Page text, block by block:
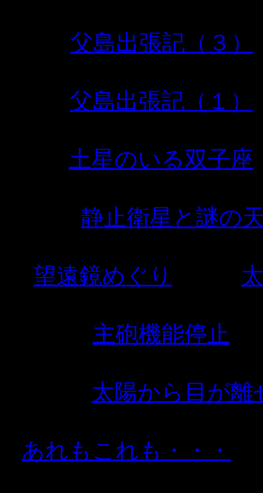
父島出張記（３）
父島出張記（１）
土星のいる双子座
静止衛星と謎の
望遠鏡めぐり
主砲機能停止
太陽から目が離
あれもこれも・・・